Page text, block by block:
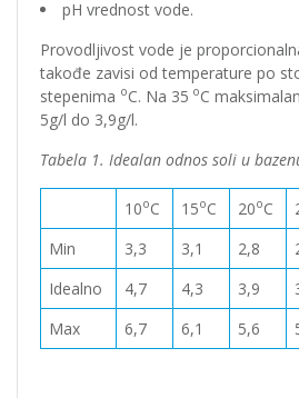
pH vrednost vode.
Provodljivost vode je
takođe zavisi od temperature po
stepenima oC. Na 35 oC
5g/l do 3,9g/l.
Tabela 1. Idealan odnos soli u
10oC 15oC 20oC
Min
3,3 3,1 2,8
Idealno
4,7 4,3 3,9
Max
6,7 6,1 5,6